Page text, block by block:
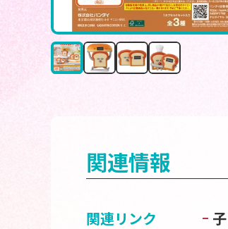
関連情報
関連リンク